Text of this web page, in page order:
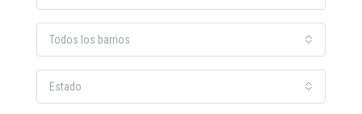
Todos los barrios
Estado